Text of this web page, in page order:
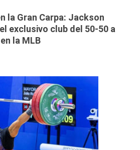
la Gran Carpa: Jackson
exclusivo club del 50-50 a
la MLB